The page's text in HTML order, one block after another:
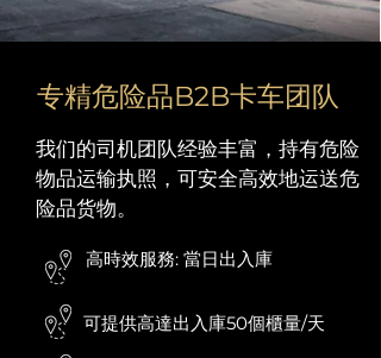
专精危险品B2B卡车团队
我们的司机团队经验丰富，持有危险
物品运输执照，可安全高效地运送危
险品货物。
高時效服務: 當日出入庫
可提供高達出入庫50個櫃量/天